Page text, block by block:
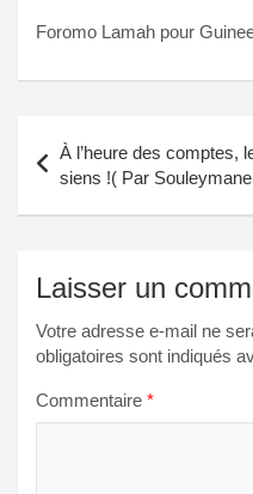
Foromo Lamah pour
Navigation
de
l’article
À l’heure des comptes,
siens !( Par
Laisser un
Votre adresse e-mail ne
obligatoires sont indiqués
Commentaire *